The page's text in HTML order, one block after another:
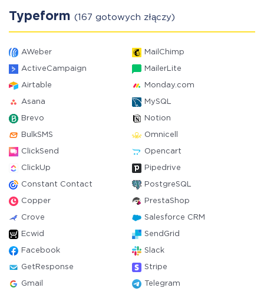
Typeform (167 gotowych złączy)
AWeber MailChimp
ActiveCampaign MailerLite
Airtable Monday.com
Asana MySQL
Brevo Notion
BulkSMS Omnicell
ClickSend Opencart
ClickUp Pipedrive
Constant Contact PostgreSQL
Copper PrestaShop
Crove Salesforce CRM
Ecwid SendGrid
Facebook Slack
GetResponse Stripe
Gmail Telegram